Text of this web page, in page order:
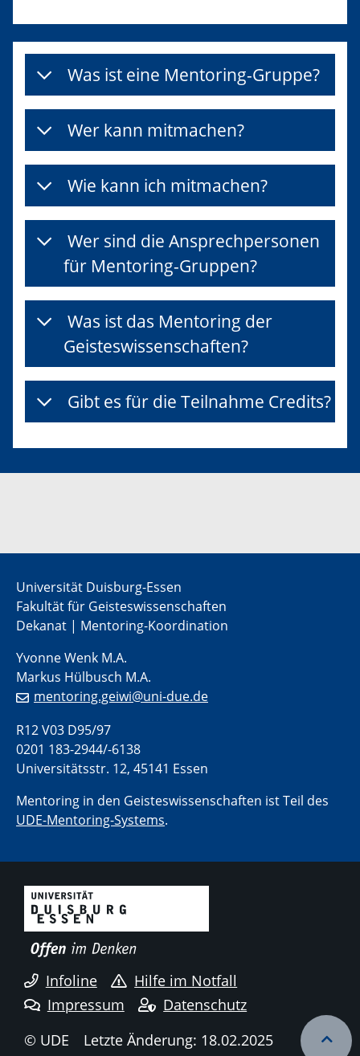
Was ist eine Mentoring-Gruppe?
Wer kann mitmachen?
Wie kann ich mitmachen?
Wer sind die Ansprechpersonen
für Mentoring-Gruppen?
Was ist das Mentoring der
Geisteswissenschaften?
Gibt es für die Teilnahme Credits?
Universität Duisburg-Essen
Fakultät für Geisteswissenschaften
Dekanat | Mentoring-Koordination
Yvonne Wenk M.A.
Markus Hülbusch M.A.
mentoring.geiwi@uni-due.de
R12 V03 D95/97
0201 183-2944/-6138
Universitätsstr. 12, 45141 Essen
Mentoring in den Geisteswissenschaften ist Teil des
UDE-Mentoring-Systems.
Infoline
Hilfe im Notfall
Impressum
Datenschutz
© UDE
Letzte Änderung: 18.02.2025